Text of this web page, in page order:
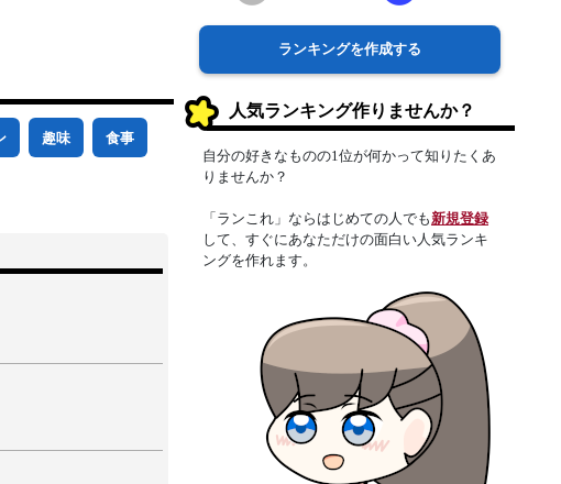
趣味 食事
ランキングを作成する
人気ランキング作りませんか？
自分の好きなものの1位が何かって知りたくあ
りませんか？
「ランこれ」ならはじめての人でも新規登録
して、すぐにあなただけの面白い人気ランキ
ングを作れます。